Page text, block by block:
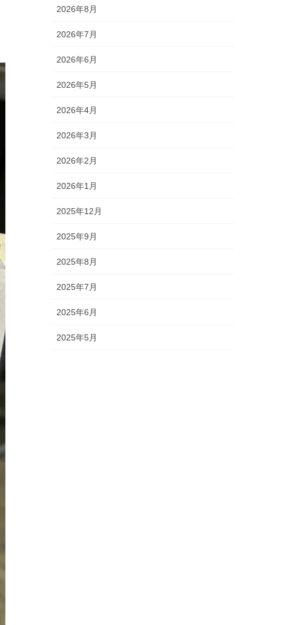
2026年8月
2026年7月
2026年6月
2026年5月
2026年4月
2026年3月
2026年2月
2026年1月
2025年12月
2025年9月
2025年8月
2025年7月
2025年6月
2025年5月